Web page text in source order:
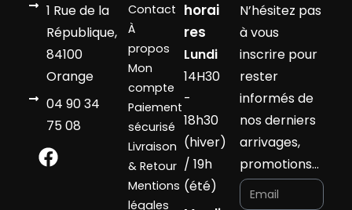
1 Rue de la
République,
84100
Orange
04 90 34
75 08
Contact
À
propos
Mon
compte
Paiement
sécurisé
Livraison
& Retour
Mentions
légales
horai
res
Lundi
14H30
-
18h30
(hiver)
/ 19h
(été)
N’hésitez pas
à vous
inscrire pour
rester
informés de
nos derniers
arrivages,
promotions…